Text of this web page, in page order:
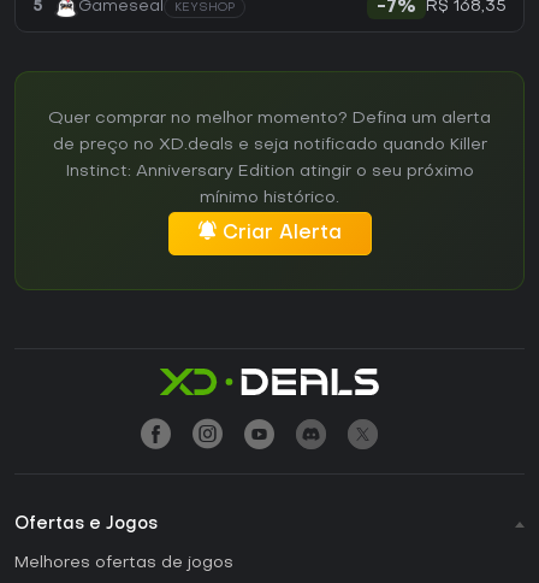
5 Gameseal KEYSHOP -7% R$ 168,35
Quer comprar no melhor momento? Defina um alerta
de preço no XD.deals e seja notificado quando Killer
Instinct: Anniversary Edition atingir o seu próximo
mínimo histórico.
Criar Alerta
Ofertas e Jogos
Melhores ofertas de jogos